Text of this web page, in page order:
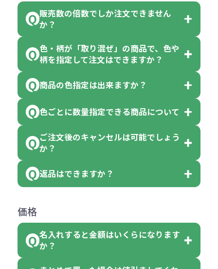
販売数の倍数でしか注文できません
か？
一部商品（※）を除き、注文可能数
です。
ります。
【例】注文可能数が100個の場合
は、100個以上でしたら、何個でも
可能です。
色・柄が「取り混ぜ」の商品で、色や
柄を指定して注文はできますか？
「色・柄 取り混ぜ」のラベルがつい
ている商品は、色指定不可となって
ん。
商品の色指定は出来ますか？
色指定できる商品もございますが商
品の詳細に「色・柄 取り混ぜ」のラ
ベルや商品画像に「〇色取混ぜ」な
れ等分で100個ずつ入って参ります。
（割り切れない場合は数個単位で前
色ごとに数量指定できる商品について
「選べる本体色」のラベルが付いて
す。
い。
例えば…
ご注文後のキャンセルは可能でしょう
か？
お客様都合でのキャンセルは、制作
がございます。
ご注文の際は、十分にご確認・ご検
返品はできますか？
めご了承ください。
ただし下記の場合は承っております
価格
名入れすると金額はいくらになります
か？